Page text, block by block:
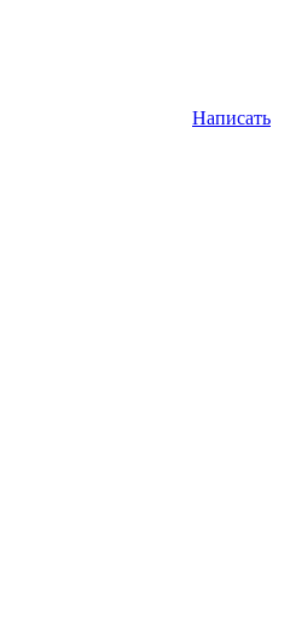
Написать